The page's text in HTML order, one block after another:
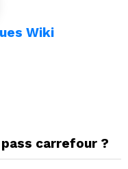
Wiki
carrefour ?